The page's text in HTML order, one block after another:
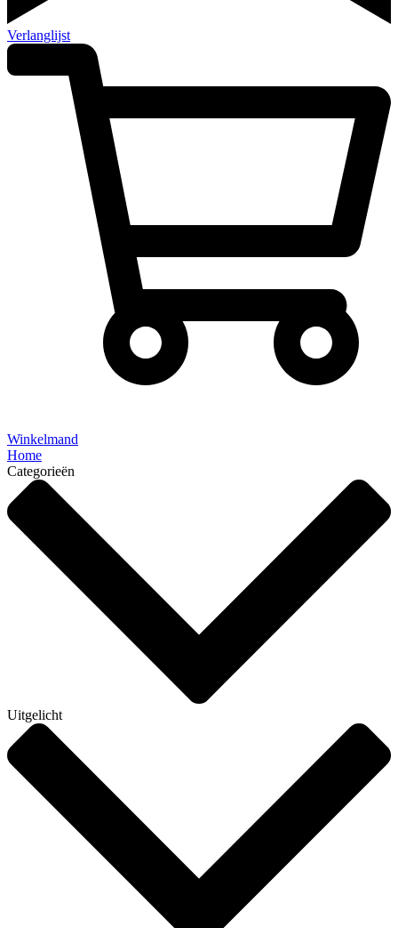
Verlanglijst
Winkelmand
Home
Categorieën
Uitgelicht